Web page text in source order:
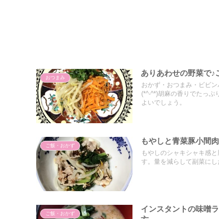
おつまみ
ありあわせの野菜で
おかず・おつまみ・ビビ
(*^-^*)胡麻の香りでたっぷ
よいでしょう。
ご飯・おかず
もやしと青菜豚小間
もやしのシャキシャキ感
す。量を減らして副菜に
ご飯・おかず
インスタントの味噌